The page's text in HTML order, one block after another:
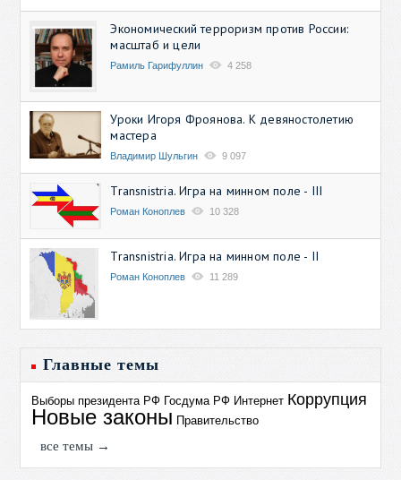
Экономический терроризм против России:
масштаб и цели
Рамиль Гарифуллин 4 258
Уроки Игоря Фроянова. К девяностолетию
мастера
Владимир Шульгин 9 097
Transnistria. Игра на минном поле - III
Роман Коноплев 10 328
Transnistria. Игра на минном поле - II
Роман Коноплев 11 289
Главные темы
Выборы президента РФ Госдума РФ Интернет Коррупция
Новые законы Правительство
все темы →